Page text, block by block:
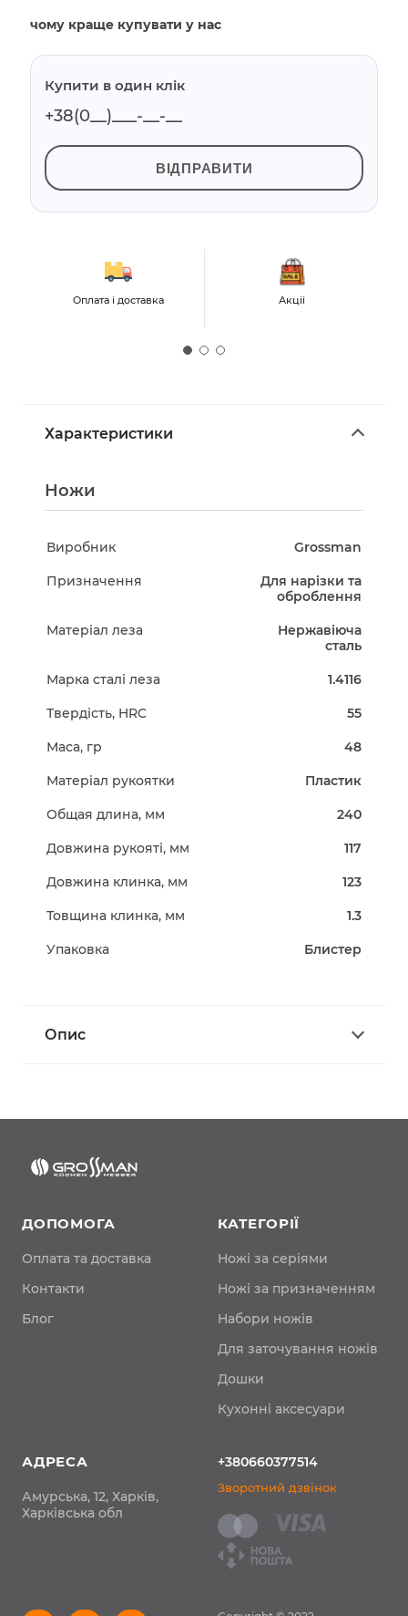
чому краще купувати у нас
Купити в один клік
ВІДПРАВИТИ
Оплата і доставка Акціі
Характеристики
Ножи
Виробник Grossman
Призначення
Для нарізки та
оброблення
Матеріал леза
Нержавіюча
сталь
Марка сталі леза 1.4116
Твердість, HRC 55
Маса, гр 48
Матеріал рукоятки Пластик
Общая длина, мм 240
Довжина рукояті, мм 117
Довжина клинка, мм 123
Товщина клинка, мм 1.3
Упаковка Блистер
Опис
ДОПОМОГА
Оплата та доставка
Контакти
Блог
КАТЕГОРІЇ
Ножі за серіями
Ножі за призначенням
Набори ножів
Для заточування ножів
Дошки
Кухонні аксесуари
АДРЕСА
Амурська, 12, Харків,
Харківська обл
+380660377514
Зворотний дзвінок